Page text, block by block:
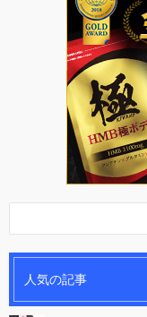
人気の記事